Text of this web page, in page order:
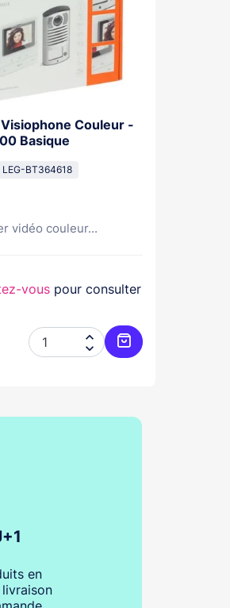
Couleur -
Basique
LEG-BT364618
vidéo couleur...
vous pour consulter


Ajouter au panier
en